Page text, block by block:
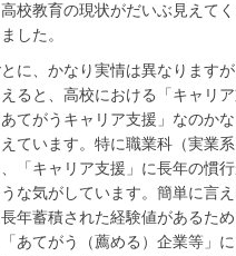
校教育の現状がだいぶ見えてく
した。
に、かなり実情は異なりますが
ると、高校における「キャリア
てがうキャリア支援」なのか
ています。特に職業科（実業
「キャリア支援」に長年の慣
な気がしています。簡単に言
年蓄積された経験値があるた
あてがう（薦める）企業等」